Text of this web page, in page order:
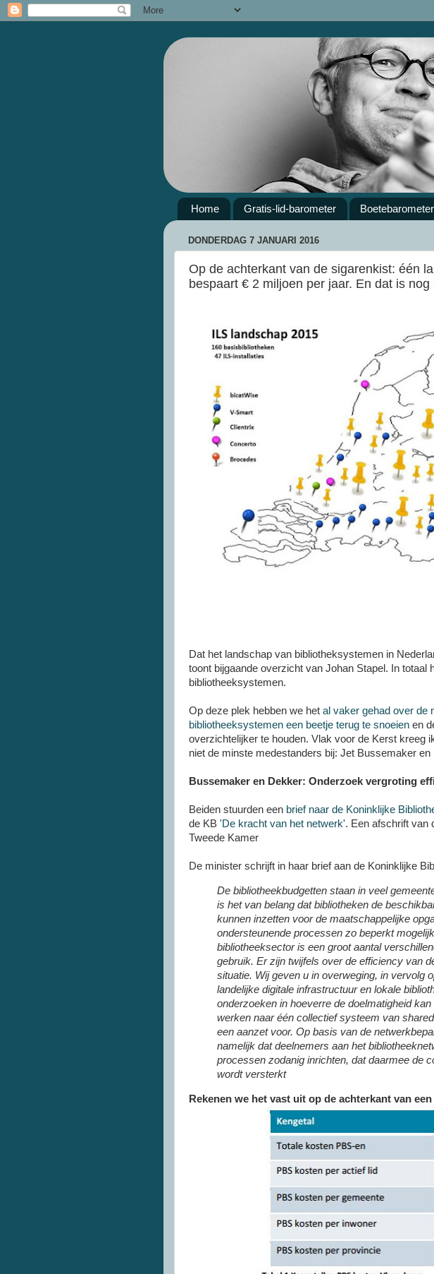
Home Gratis-lid-barometer Boetebarometer
DONDERDAG 7 JANUARI 2016
Op de achterkant van de sigarenkist: één
bespaart € 2 miljoen per jaar. En dat is
Dat het landschap van bibliotheksystemen in
toont bijgaande overzicht van Johan Stapel. In totaal
bibliotheeksystemen.
Op deze plek hebben we het al vaker gehad over de
bibliotheeksystemen een beetje terug te snoeien en
overzichtelijker te houden. Vlak voor de Kerst kreeg
niet de minste medestanders bij: Jet Bussemaker en
Bussemaker en Dekker: Onderzoek vergroting
Beiden stuurden een brief naar de Koninklijke
de KB 'De kracht van het netwerk'. Een afschrift van
Tweede Kamer
De minister schrijft in haar brief aan de Koninklijke
De bibliotheekbudgetten staan in veel
is het van belang dat bibliotheken de
kunnen inzetten voor de maatschappelijke
ondersteunende processen zo beperkt
bibliotheeksector is een groot aantal
gebruik. Er zijn twijfels over de efficiency van
situatie. Wij geven u in overweging, in vervolg
landelijke digitale infrastructuur en lokale
onderzoeken in hoeverre de doelmatigheid
werken naar één collectief systeem van
een aanzet voor. Op basis van de
namelijk dat deelnemers aan het
processen zodanig inrichten, dat daarmee de
wordt versterkt
Rekenen we het vast uit op de achterkant van